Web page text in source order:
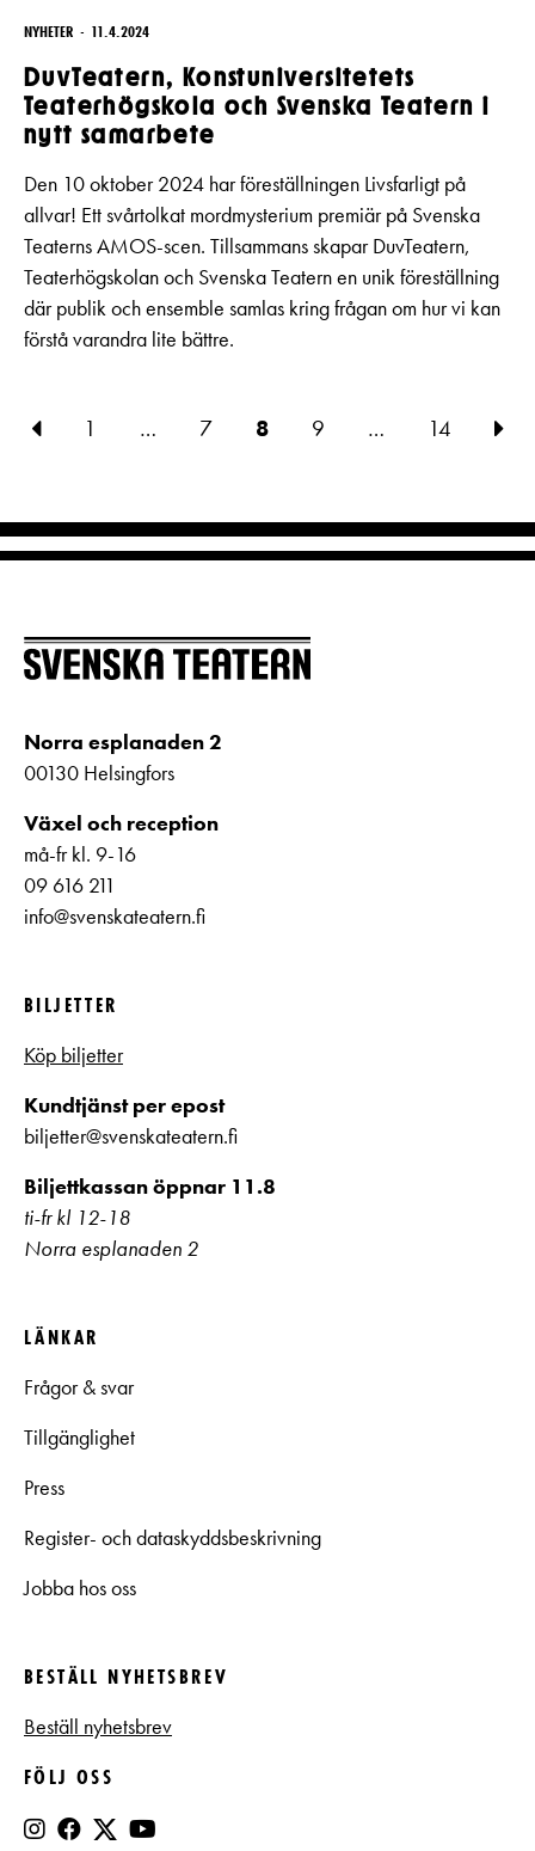
NYHETER 11.4.2024
DuvTeatern, Konstuniversitetets
Teaterhögskola och Svenska Teatern i
nytt samarbete
Den 10 oktober 2024 har föreställningen Livsfarligt på
allvar! Ett svårtolkat mordmysterium premiär på Svenska
Teaterns AMOS-scen. Tillsammans skapar DuvTeatern,
Teaterhögskolan och Svenska Teatern en unik föreställning
där publik och ensemble samlas kring frågan om hur vi kan
förstå varandra lite bättre.
1 … 7 8 9 … 14
Norra esplanaden 2
00130 Helsingfors
Växel och reception
må-fr kl. 9-16
09 616 211
info@svenskateatern.fi
BILJETTER
Köp biljetter
Kundtjänst per epost
biljetter@svenskateatern.fi
Biljettkassan öppnar 11.8
ti-fr kl 12-18
Norra esplanaden 2
LÄNKAR
Frågor & svar
Tillgänglighet
Press
Register- och dataskyddsbeskrivning
Jobba hos oss
BESTÄLL NYHETSBREV
Beställ nyhetsbrev
FÖLJ OSS